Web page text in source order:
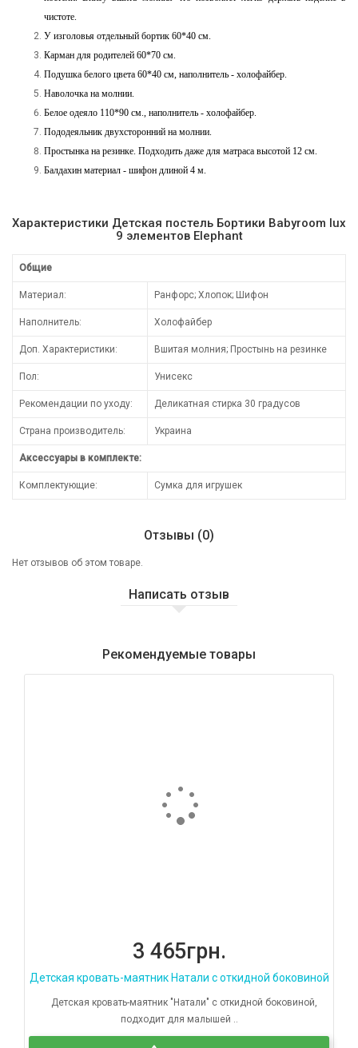
чистоте.
У изголовья отдельный бортик 60*40 см.
Карман для родителей 60*70 см.
Подушка белого цвета 60*40 см, наполнитель - холофайбер.
Наволочка на молнии.
Белое одеяло 110*90 см., наполнитель - холофайбер.
Пододеяльник двухсторонний на молнии.
Простынка на резинке. Подходить даже для матраса высотой 12 см.
Балдахин материал - шифон длиной 4 м.
Характеристики Детская постель Бортики Babyroom lux
9 элементов Elephant
Общие
Материал: Ранфорс; Хлопок; Шифон
Наполнитель: Холофайбер
Доп. Характеристики: Вшитая молния; Простынь на резинке
Пол: Унисекс
Рекомендации по уходу: Деликатная стирка 30 градусов
Страна производитель: Украина
Аксессуары в комплекте:
Комплектующие: Сумка для игрушек
Отзывы (0)
Нет отзывов об этом товаре.
Написать отзыв
Рекомендуемые товары
3 465грн.
Детская кровать-маятник Натали с откидной боковиной
Детская кровать-маятник "Натали" с откидной боковиной,
подходит для малышей ..